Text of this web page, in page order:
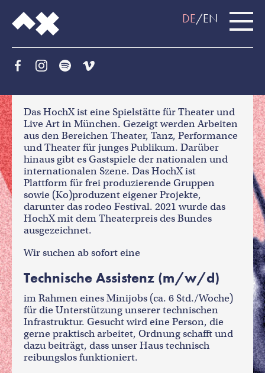
DE EN
Das HochX ist eine Spielstätte für Theater und
Live Art in München. Gezeigt werden Arbeiten
aus den Bereichen Theater, Tanz, Performance
und Theater für junges Publikum. Darüber
hinaus gibt es Gastspiele der nationalen und
internationalen Szene. Das HochX ist
Plattform für frei produzierende Gruppen
sowie (Ko)produzent eigener Projekte,
darunter das rodeo Festival. 2021 wurde das
HochX mit dem Theaterpreis des Bundes
ausgezeichnet.
Wir suchen ab sofort eine
Technische Assistenz (m/w/d)
im Rahmen eines Minijobs (ca. 6 Std./Woche)
für die Unterstützung unserer technischen
Infrastruktur. Gesucht wird eine Person, die
gerne praktisch arbeitet, Ordnung schafft und
dazu beiträgt, dass unser Haus technisch
reibungslos funktioniert.